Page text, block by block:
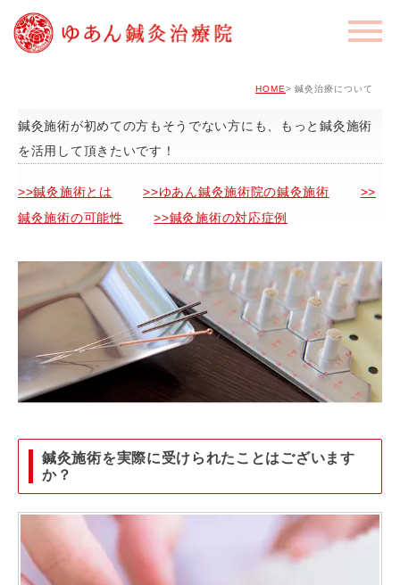
HOME 鍼灸治療について
鍼灸施術が初めての方もそうでない方にも、もっと鍼灸施術
を活用して頂きたいです！
>>鍼灸施術とは >>ゆあん鍼灸施術院の鍼灸施術
>>
鍼灸施術の可能性
>>鍼灸施術の対応症例
鍼灸施術を実際に受けられたことはございます
か？